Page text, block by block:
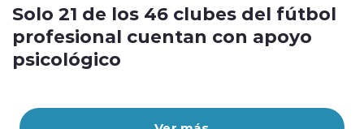
Solo 21 de los 46 clubes del fútbol
profesional cuentan con apoyo
psicológico